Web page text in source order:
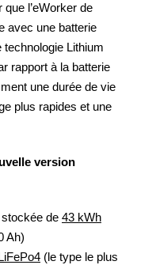
l’eWorker de
avec une batterie
Lithium
rapport à la batterie
une durée de vie
plus rapides et une
version
de 43 kWh
Ah)
(le type le plus